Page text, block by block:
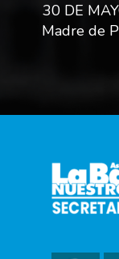
30 DE
Madre de